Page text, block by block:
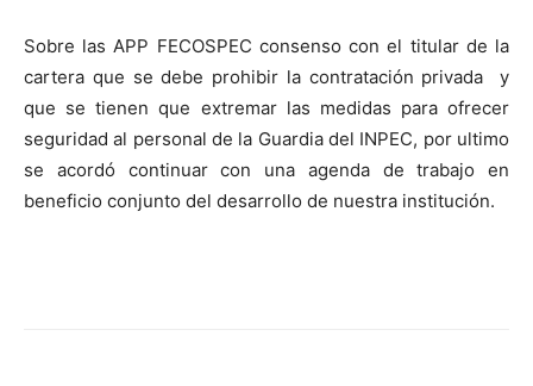
Sobre las APP FECOSPEC consenso con el titular de la
cartera que se debe prohibir la contratación privada y
que se tienen que extremar las medidas para ofrecer
seguridad al personal de la Guardia del INPEC, por ultimo
se acordó continuar con una agenda de trabajo en
beneficio conjunto del desarrollo de nuestra institución.